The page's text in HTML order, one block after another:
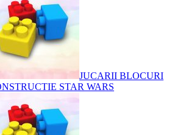
JUCARII BLOCURI
STAR WARS